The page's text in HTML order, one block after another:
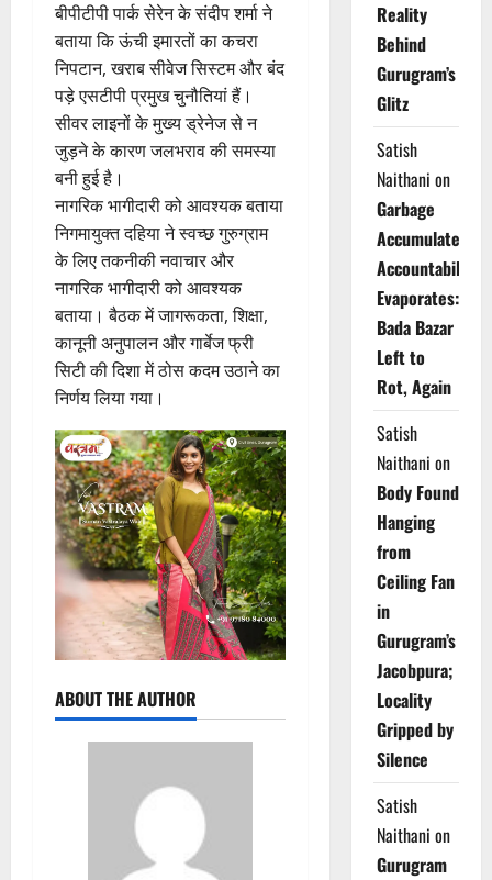
बीपीटीपी पार्क सेरेन के संदीप शर्मा ने
बताया कि ऊंची इमारतों का कचरा
निपटान, खराब सीवेज सिस्टम और बंद
पड़े एसटीपी प्रमुख चुनौतियां हैं।
सीवर लाइनों के मुख्य ड्रेनेज से न
जुड़ने के कारण जलभराव की समस्या
बनी हुई है।
नागरिक भागीदारी को आवश्यक बताया
निगमायुक्त दहिया ने स्वच्छ गुरुग्राम
के लिए तकनीकी नवाचार और
नागरिक भागीदारी को आवश्यक
बताया। बैठक में जागरूकता, शिक्षा,
कानूनी अनुपालन और गार्बेज फ्री
सिटी की दिशा में ठोस कदम उठाने का
निर्णय लिया गया।
ABOUT THE AUTHOR
Reality
Behind
Gurugram’s
Glitz
Satish
Naithani on
Garbage
Accumulates,
Accountability
Evaporates:
Bada Bazar
Left to
Rot, Again
Satish
Naithani on
Body Found
Hanging
from
Ceiling Fan
in
Gurugram’s
Jacobpura;
Locality
Gripped by
Silence
Satish
Naithani on
Gurugram